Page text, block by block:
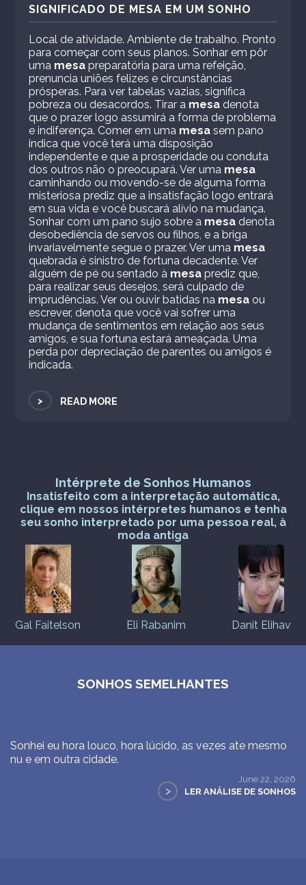
SIGNIFICADO DE MESA EM UM SONHO
Local de atividade. Ambiente de trabalho. Pronto
para começar com seus planos. Sonhar em pôr
uma mesa preparatória para uma refeição,
prenuncia uniões felizes e circunstâncias
prósperas. Para ver tabelas vazias, significa
pobreza ou desacordos. Tirar a mesa denota
que o prazer logo assumirá a forma de problema
e indiferença. Comer em uma mesa sem pano
indica que você terá uma disposição
independente e que a prosperidade ou conduta
dos outros não o preocupará. Ver uma mesa
caminhando ou movendo-se de alguma forma
misteriosa prediz que a insatisfação logo entrará
em sua vida e você buscará alívio na mudança.
Sonhar com um pano sujo sobre a mesa denota
desobediência de servos ou filhos, e a briga
invariavelmente segue o prazer. Ver uma mesa
quebrada é sinistro de fortuna decadente. Ver
alguém de pé ou sentado à mesa prediz que,
para realizar seus desejos, será culpado de
imprudências. Ver ou ouvir batidas na mesa ou
escrever, denota que você vai sofrer uma
mudança de sentimentos em relação aos seus
amigos, e sua fortuna estará ameaçada. Uma
perda por depreciação de parentes ou amigos é
indicada.
> READ MORE
Intérprete de Sonhos Humanos
Insatisfeito com a interpretação automática,
clique em nossos intérpretes humanos e tenha
seu sonho interpretado por uma pessoa real, à
moda antiga
Gal Faitelson Eli Rabanim Danit Elihav
SONHOS SEMELHANTES
Sonhei eu hora louco, hora lúcido, as vezes ate mesmo
nu e em outra cidade.
June 22, 2026
> LER ANÁLISE DE SONHOS